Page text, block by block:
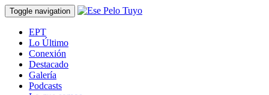
Toggle navigation
EPT
Lo Último
Conexión
Destacado
Galería
Podcasts